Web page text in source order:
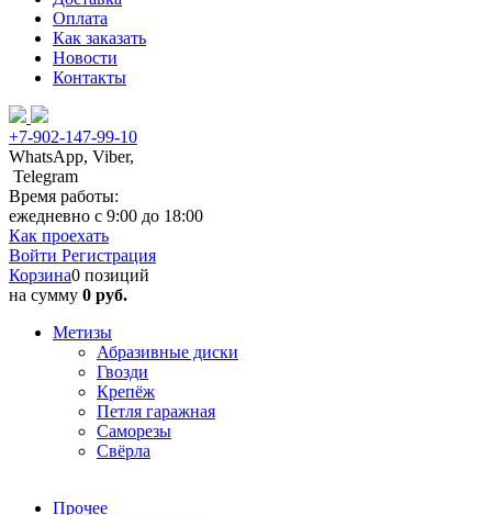
Оплата
Как заказать
Новости
Контакты
+7-902-147-99-10
WhatsApp, Viber,
Telegram
Время работы:
ежедневно с 9:00 до 18:00
Как проехать
Войти Регистрация
Корзина0 позиций
на сумму 0 руб.
Метизы
Абразивные диски
Гвозди
Крепёж
Петля гаражная
Саморезы
Свёрла
Прочее